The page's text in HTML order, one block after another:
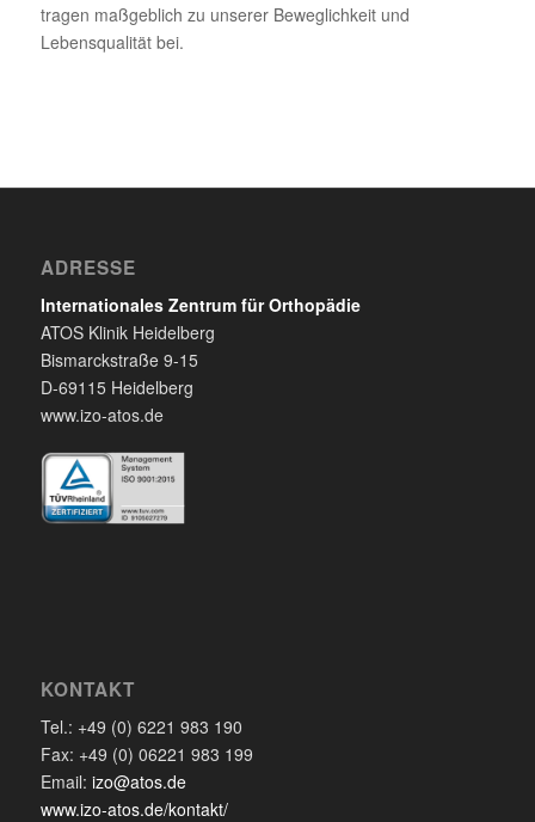
tragen maßgeblich zu unserer Beweglichkeit und
Lebensqualität bei.
ADRESSE
Internationales Zentrum für Orthopädie
ATOS Klinik Heidelberg
Bismarckstraße 9-15
D-69115 Heidelberg
www.izo-atos.de
KONTAKT
Tel.: +49 (0) 6221 983 190
Fax: +49 (0) 06221 983 199
Email: izo@atos.de
www.izo-atos.de/kontakt/